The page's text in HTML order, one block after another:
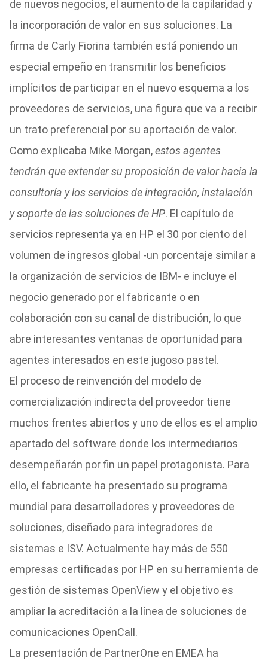
de nuevos negocios, el aumento de la capilaridad y
la incorporación de valor en sus soluciones. La
firma de Carly Fiorina también está poniendo un
especial empeño en transmitir los beneficios
implícitos de participar en el nuevo esquema a los
proveedores de servicios, una figura que va a recibir
un trato preferencial por su aportación de valor.
Como explicaba Mike Morgan,estos agentes
tendrán que extender su proposición de valor hacia la
consultoría y los servicios de integración, instalación
y soporte de las soluciones de HP. El capítulo de
servicios representa ya en HP el 30 por ciento del
volumen de ingresos global -un porcentaje similar a
la organización de servicios de IBM- e incluye el
negocio generado por el fabricante o en
colaboración con su canal de distribución, lo que
abre interesantes ventanas de oportunidad para
agentes interesados en este jugoso pastel.
El proceso de reinvención del modelo de
comercialización indirecta del proveedor tiene
muchos frentes abiertos y uno de ellos es el amplio
apartado del software donde los intermediarios
desempeñarán por fin un papel protagonista. Para
ello, el fabricante ha presentado su programa
mundial para desarrolladores y proveedores de
soluciones, diseñado para integradores de
sistemas e ISV. Actualmente hay más de 550
empresas certificadas por HP en su herramienta de
gestión de sistemas OpenView y el objetivo es
ampliar la acreditación a la línea de soluciones de
comunicaciones OpenCall.
La presentación de PartnerOne en EMEA ha